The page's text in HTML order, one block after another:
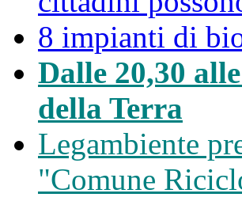
8 impianti di
Dalle 20,30
della Terra
Legambiente
"Comune